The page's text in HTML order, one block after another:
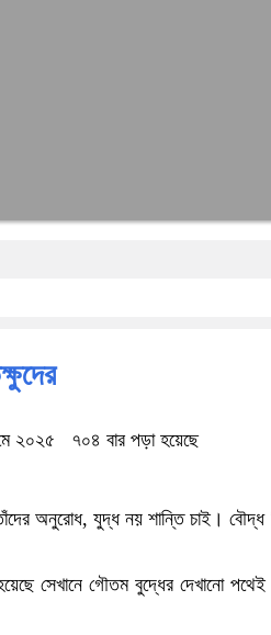
২০২৫ ৭০৪ বার পড়া হয়েছে
তাঁদের অনুরোধ, যুদ্ধ নয় শান্তি চাই।
সেখানে গৌতম বুদ্ধের দেখানো